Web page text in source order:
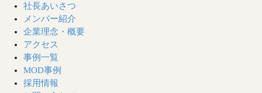
社長あいさつ
メンバー紹介
企業理念・概要
アクセス
事例一覧
MOD事例
採用情報